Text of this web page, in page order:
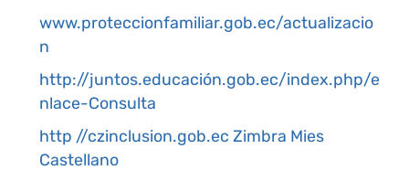
www.proteccionfamiliar.gob.ec/actualizacio
n
http://juntos.educación.gob.ec/index.php/e
nlace-Consulta
http //czinclusion.gob.ec Zimbra Mies
Castellano